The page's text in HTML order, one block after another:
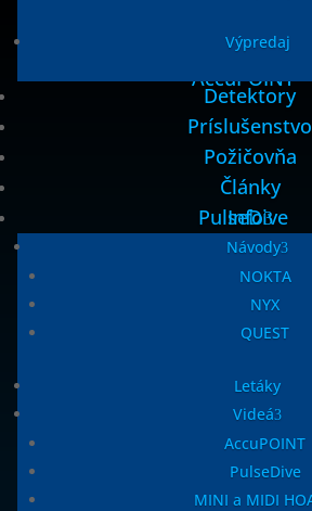
Výpredaj
Detektory
Príslušenstvo
Požičovňa
Články
Info
Návody
NOKTA
NYX
QUEST
Letáky
Videá
AccuPOINT
PulseDive
MINI a MIDI
AccuPOINT
PulseDive
SIMPLEX